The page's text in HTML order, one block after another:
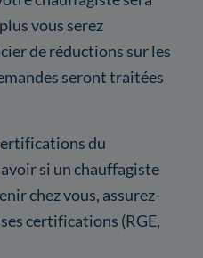
vous serez
de réductions sur les
seront traitées
du
si un chauffagiste
chez vous, assurez-
certifications (RGE,